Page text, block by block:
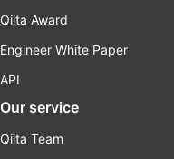
Qiita Award
Engineer White Paper
API
Our service
Qiita Team